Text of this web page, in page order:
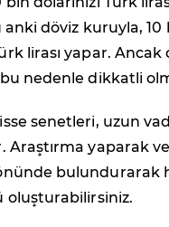
anki döviz kuruyla, 10
lirası yapar. Ancak
nedenle dikkatli
senetleri, uzun
Araştırma yaparak
önünde bulundurarak
oluşturabilirsiniz.